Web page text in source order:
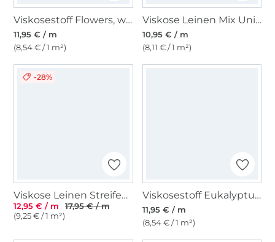
Viskosestoff Flowers, wollweiß
11,95 € / m
(8,54 € / 1 m²)
Viskose Leinen Mix Uni, altpetrol
10,95 € / m
(8,11 € / 1 m²)
-28%
Viskose Leinen Streifen, dunkelgrün
12,95 € / m
17,95 € / m
(9,25 € / 1 m²)
Viskosestoff Eukalyptus Zweige, lindgrün
11,95 € / m
(8,54 € / 1 m²)